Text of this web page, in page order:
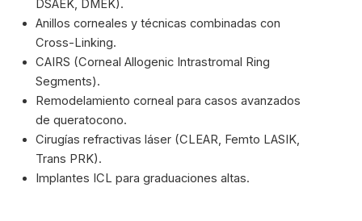
DSAEK, DMEK).
Anillos corneales y técnicas combinadas con
Cross-Linking.
CAIRS (Corneal Allogenic Intrastromal Ring
Segments).
Remodelamiento corneal para casos avanzados
de queratocono.
Cirugías refractivas láser (CLEAR, Femto LASIK,
Trans PRK).
Implantes ICL para graduaciones altas.